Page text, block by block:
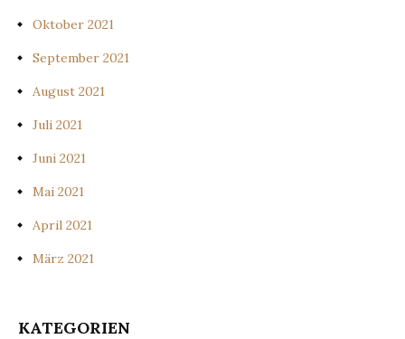
Oktober 2021
September 2021
August 2021
Juli 2021
Juni 2021
Mai 2021
April 2021
März 2021
KATEGORIEN